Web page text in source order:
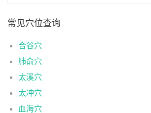
常见穴位查询
合谷穴
肺俞穴
太溪穴
太冲穴
血海穴